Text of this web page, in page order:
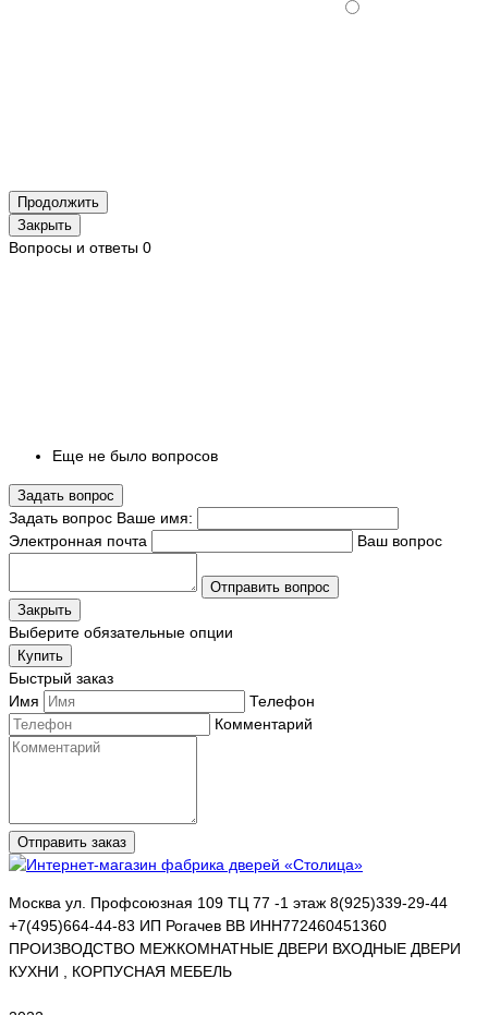
Продолжить
Закрыть
Вопросы и ответы 0
Еще не было вопросов
Задать вопрос
Задать вопрос Ваше имя:
Электронная почта
Ваш вопрос
Отправить вопрос
Закрыть
Выберите обязательные опции
Купить
Быстрый заказ
Имя
Телефон
Комментарий
Отправить заказ
Москва ул. Профсоюзная 109 ТЦ 77 -1 этаж 8(925)339-29-44
+7(495)664-44-83 ИП Рогачев ВВ ИНН772460451360
ПРОИЗВОДСТВО МЕЖКОМНАТНЫЕ ДВЕРИ ВХОДНЫЕ ДВЕРИ
КУХНИ , КОРПУСНАЯ МЕБЕЛЬ